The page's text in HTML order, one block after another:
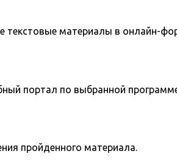
текстовые материалы в онлайн-
портал по выбранной
пройденного материала.